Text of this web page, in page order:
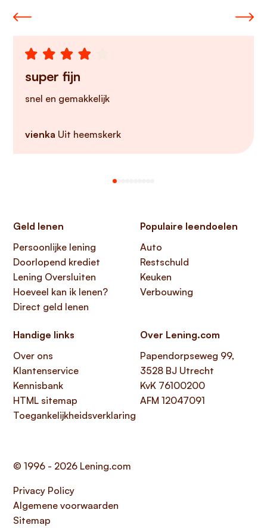
super fijn
snel en gemakkelijk
vienka Uit heemskerk
Geld lenen
Persoonlijke lening
Doorlopend krediet
Lening Oversluiten
Hoeveel kan ik lenen?
Direct geld lenen
Populaire leendoelen
Auto
Restschuld
Keuken
Verbouwing
Handige links
Over ons
Klantenservice
Kennisbank
HTML sitemap
Toegankelijkheidsverklaring
Over Lening.com
Papendorpseweg 99,
3528 BJ Utrecht
KvK 76100200
AFM 12047091
© 1996 - 2026 Lening.com
Privacy Policy
Algemene voorwaarden
Sitemap